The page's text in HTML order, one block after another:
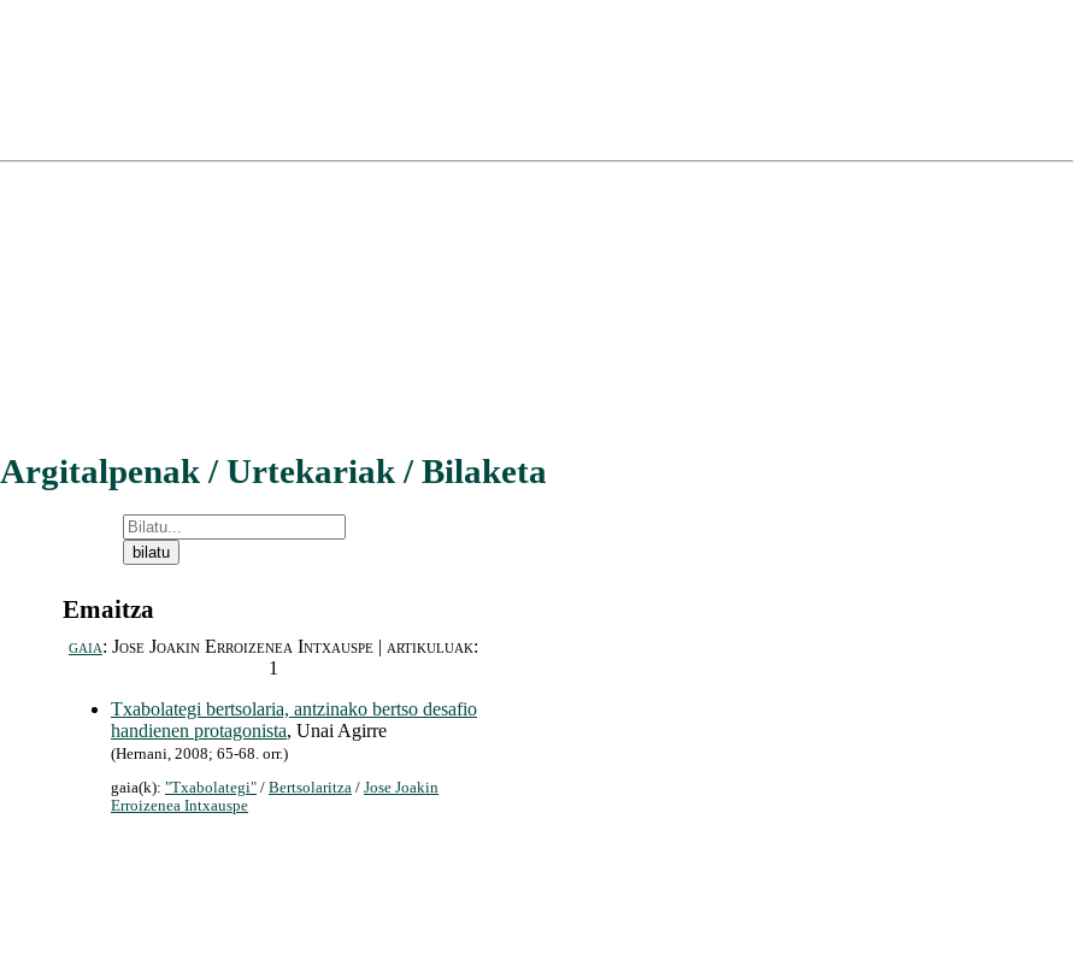
Argitalpenak / Urtekariak / Bilaketa
Emaitza
gaia: Jose Joakin Erroizenea Intxauspe | artikuluak:
1
Txabolategi bertsolaria, antzinako bertso desafio
handienen protagonista, Unai Agirre
(Hernani, 2008; 65-68. orr.)
gaia(k): "Txabolategi" / Bertsolaritza / Jose Joakin
Erroizenea Intxauspe